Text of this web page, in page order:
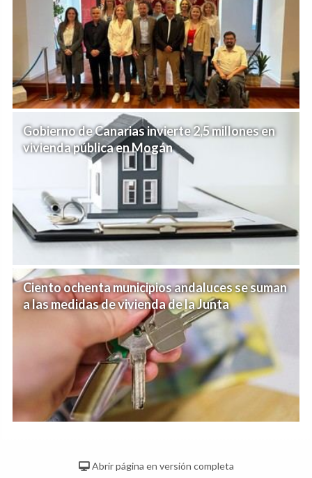
Gobierno de Canarias invierte 2,5 millones en
vivienda pública en Mogán
Ciento ochenta municipios andaluces se suman
a las medidas de vivienda de la Junta
Abrir página en versión completa